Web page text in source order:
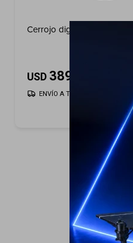
Cerrojo digital Yale YRD-256
USD 389
ENVÍO A TODO EL PAÍS